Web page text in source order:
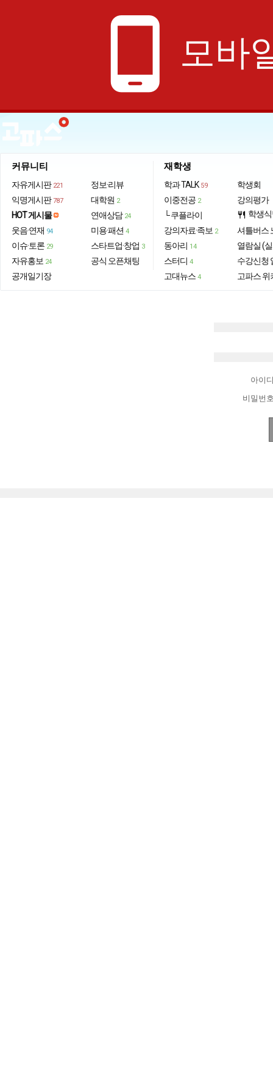
phone_android 모바
커뮤니티
자유게시판 221
익명게시판 787
HOT 게시물
웃음·연재 94
이슈·토론 29
자유홍보 24
공개일기장
정보·리뷰
대학원 2
연애상담 24
미용·패션 4
스타트업·창업 3
공식 오픈채팅
재학생
학과 TALK 59
이중전공 2
└ 쿠플라이
강의자료·족보 2
동아리 14
스터디 4
고대뉴스 4
학생회
강의평가
restaurant 학생
셔틀버스
열람실 (
수강신청
고파스 위
아이
비밀번